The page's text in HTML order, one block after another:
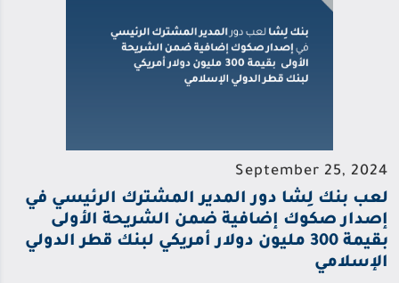
September 25, 2024
لعب بنك لِشا دور المدير المشترك الرئيسي في
إصدار صكوك إضافية ضمن الشريحة الأولى
بقيمة 300 مليون دولار أمريكي لبنك قطر الدولي
الإسلامي